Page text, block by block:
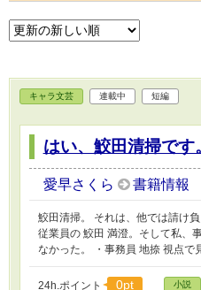
キャラ文芸 連載中 短編
はい、鮫田清掃です
愛早さくら 書籍情報
鮫田清掃。 それは、他では請け
従業員の 鮫田 満澄。そして私、
なかった。 ・事務員 地捺 視点で
24h.ポイント 0pt 小説